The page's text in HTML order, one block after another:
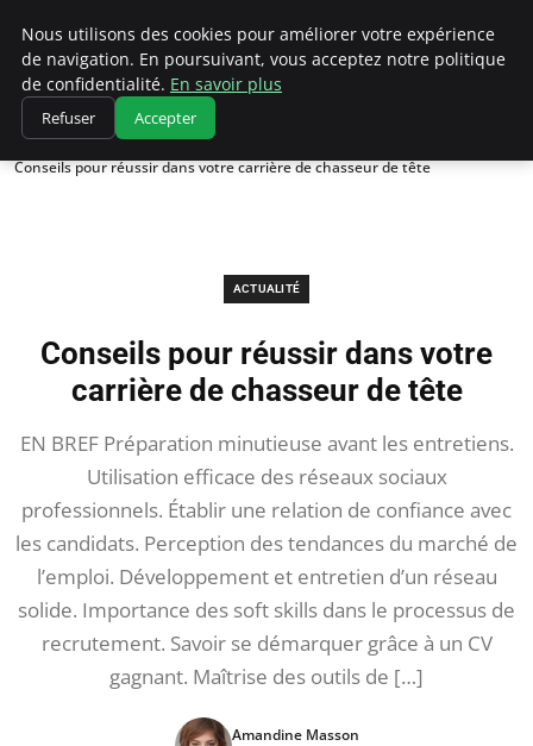
Chasseur De Tête
Accueil
Actualité
Conseils pour réussir dans votre carrière de chasseur de tête
ACTUALITÉ
Conseils pour réussir dans votre
carrière de chasseur de tête
EN BREF Préparation minutieuse avant les entretiens.
Utilisation efficace des réseaux sociaux
professionnels. Établir une relation de confiance avec
les candidats. Perception des tendances du marché de
l’emploi. Développement et entretien d’un réseau
solide. Importance des soft skills dans le processus de
recrutement. Savoir se démarquer grâce à un CV
gagnant. Maîtrise des outils de […]
Amandine Masson
Nous utilisons des cookies pour améliorer votre expérience
de navigation. En poursuivant, vous acceptez notre politique
de confidentialité. En savoir plus
Refuser Accepter